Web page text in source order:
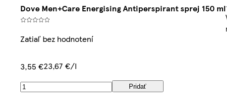
Dove Men+Care Energising Antiperspirant sprej 150 ml
Zatiaľ bez hodnotení
3,55 €23,67 €/l
Pridať